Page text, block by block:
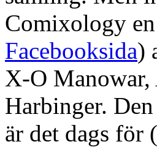
Comixology
Facebooksida)
X-O Manowar,
Harbinger.
är det dags